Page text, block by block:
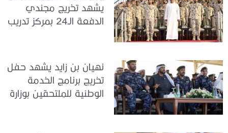
يشهد تخريج مجندي
الدفعة الـ24 بمركز تدريب
نهيان بن زايد يشهد حفل
تخريج برنامج الخدمة
الوطنية للملتحقين بوزارة